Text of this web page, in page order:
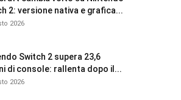
2: versione nativa e grafica...
2026
Switch 2 supera 23,6
di console: rallenta dopo il...
2026